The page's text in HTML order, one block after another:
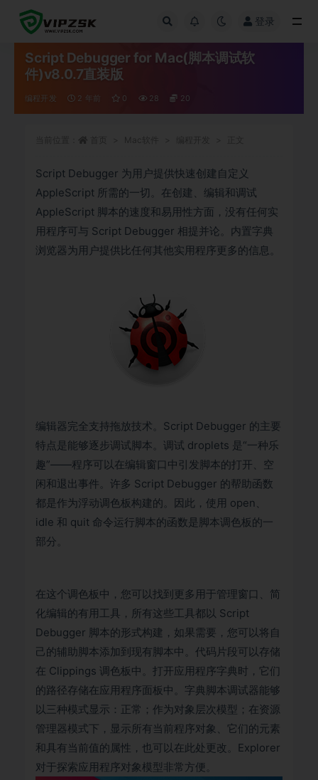
登录
Script Debugger for Mac(脚本调试软
件)v8.0.7直装版
编程开发 2 年前 0 28 20
Script Debugger 为用户提供快速创建自定义
AppleScript 所需的一切。在创建、编辑和调试
AppleScript 脚本的速度和易用性方面，没有任何实
用程序可与 Script Debugger 相提并论。内置字典
浏览器为用户提供比任何其他实用程序更多的信息。
编辑器完全支持拖放技术。Script Debugger 的主要
特点是能够逐步调试脚本。调试 droplets 是“一种乐
趣”——程序可以在编辑窗口中引发脚本的打开、空
闲和退出事件。许多 Script Debugger 的帮助函数
都是作为浮动调色板构建的。因此，使用 open、
idle 和 quit 命令运行脚本的函数是脚本调色板的一
部分。
在这个调色板中，您可以找到更多用于管理窗口、简
化编辑的有用工具，所有这些工具都以 Script
Debugger 脚本的形式构建，如果需要，您可以将自
己的辅助脚本添加到现有脚本中。代码片段可以存储
在 Clippings 调色板中。打开应用程序字典时，它们
的路径存储在应用程序面板中。字典脚本调试器能够
以三种模式显示：正常；作为对象层次模型；在资源
管理器模式下，显示所有当前程序对象、它们的元素
和具有当前值的属性，也可以在此处更改。Explorer
对于探索应用程序对象模型非常方便。